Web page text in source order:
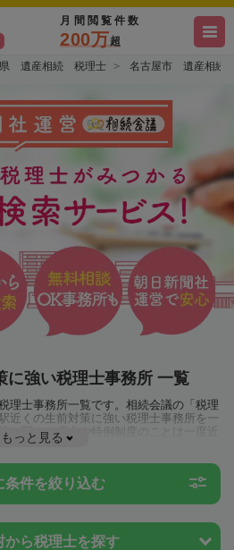
月間閲覧件数
200万超
遺産相続 税理士 名古屋市 遺産相続
に強い税理士事務所 一覧
理士事務所一覧です。相続会議の「税理
近くの生前対策に強い税理士事務所を一
に関する税金や特例制度のことは一度近
う。
もっと見る
条件を絞り込む
から税理士を探す